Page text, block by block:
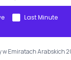
Last Minute
w Emiratach Arabskich